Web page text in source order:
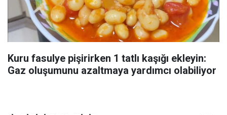
Kuru fasulye pişirirken 1 tatlı kaşığı ekleyin:
Gaz oluşumunu azaltmaya yardımcı olabiliyor